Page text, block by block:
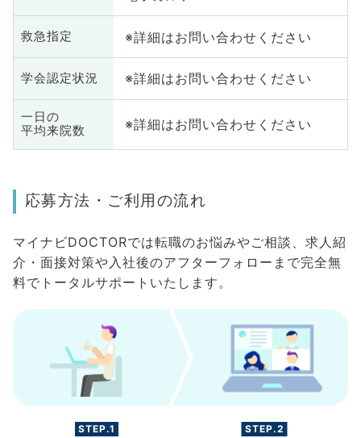
救急指定 ※詳細はお問い合わせください
学会認定状況 ※詳細はお問い合わせください
一日の
平均来院数
※詳細はお問い合わせください
応募方法・ご利用の流れ
マイナビDOCTORでは転職のお悩みやご相談、求人紹
介・面接対策や入社後のアフターフォローまで完全無
料でトータルサポートいたします。
STEP.1 STEP.2